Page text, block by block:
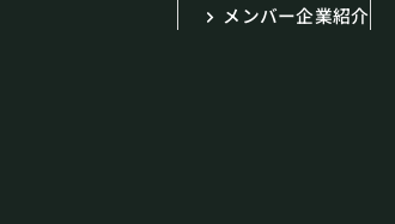
メンバー企業紹介